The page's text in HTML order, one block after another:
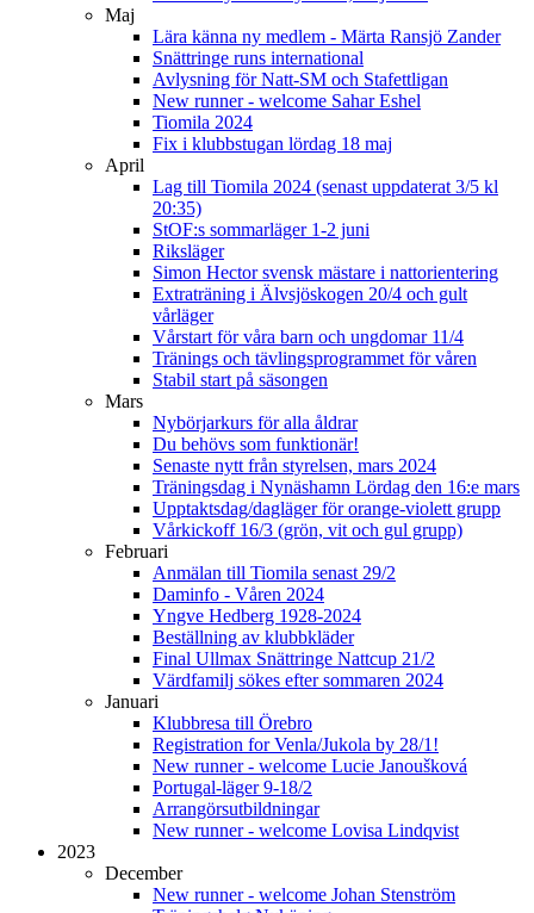
Maj
Lära känna ny medlem - Märta Ransjö Zander
Snättringe runs international
Avlysning för Natt-SM och Stafettligan
New runner - welcome Sahar Eshel
Tiomila 2024
Fix i klubbstugan lördag 18 maj
April
Lag till Tiomila 2024 (senast uppdaterat 3/5 kl
20:35)
StOF:s sommarläger 1-2 juni
Riksläger
Simon Hector svensk mästare i nattorientering
Extraträning i Älvsjöskogen 20/4 och gult
vårläger
Vårstart för våra barn och ungdomar 11/4
Tränings och tävlingsprogrammet för våren
Stabil start på säsongen
Mars
Nybörjarkurs för alla åldrar
Du behövs som funktionär!
Senaste nytt från styrelsen, mars 2024
Träningsdag i Nynäshamn Lördag den 16:e mars
Upptaktsdag/dagläger för orange-violett grupp
Vårkickoff 16/3 (grön, vit och gul grupp)
Februari
Anmälan till Tiomila senast 29/2
Daminfo - Våren 2024
Yngve Hedberg 1928-2024
Beställning av klubbkläder
Final Ullmax Snättringe Nattcup 21/2
Värdfamilj sökes efter sommaren 2024
Januari
Klubbresa till Örebro
Registration for Venla/Jukola by 28/1!
New runner - welcome Lucie Janoušková
Portugal-läger 9-18/2
Arrangörsutbildningar
New runner - welcome Lovisa Lindqvist
2023
December
New runner - welcome Johan Stenström